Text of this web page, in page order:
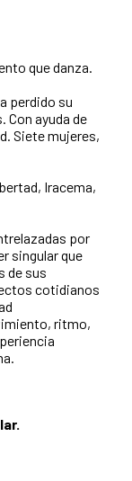
que danza.
perdido su
Con ayuda de
Siete mujeres,
Iracema,
por
singular que
de sus
cotidianos
ritmo,